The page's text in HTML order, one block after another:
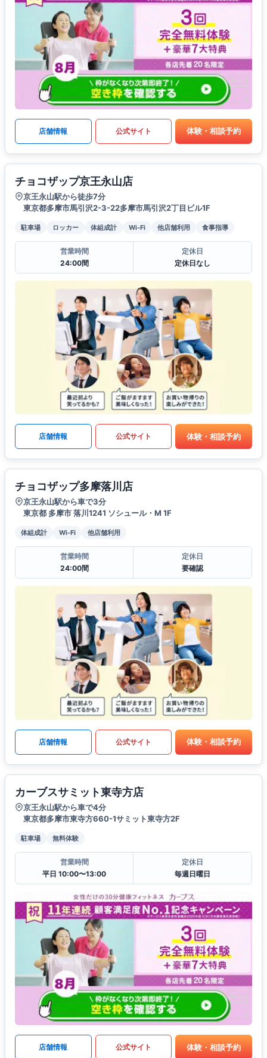
店舗情報 公式サイト 体験・相談予約
チョコザップ京王永山店
京王永山駅から徒歩7分
東京都多摩市馬引沢2-3-22多摩市馬引沢2丁目ビル1F
駐車場 ロッカー 体組成計 Wi-Fi 他店舗利用 食事指導
営業時間
24:00間
定休日
定休日なし
店舗情報 公式サイト 体験・相談予約
チョコザップ多摩落川店
京王永山駅から車で3分
東京都 多摩市 落川1241 ソシュール・M 1F
体組成計 Wi-Fi 他店舗利用
営業時間
24:00間
定休日
要確認
店舗情報 公式サイト 体験・相談予約
カーブスサミット東寺方店
京王永山駅から車で4分
東京都多摩市東寺方660-1サミット東寺方2F
駐車場 無料体験
営業時間
平日 10:00〜13:00
定休日
毎週日曜日
店舗情報 公式サイト 体験・相談予約